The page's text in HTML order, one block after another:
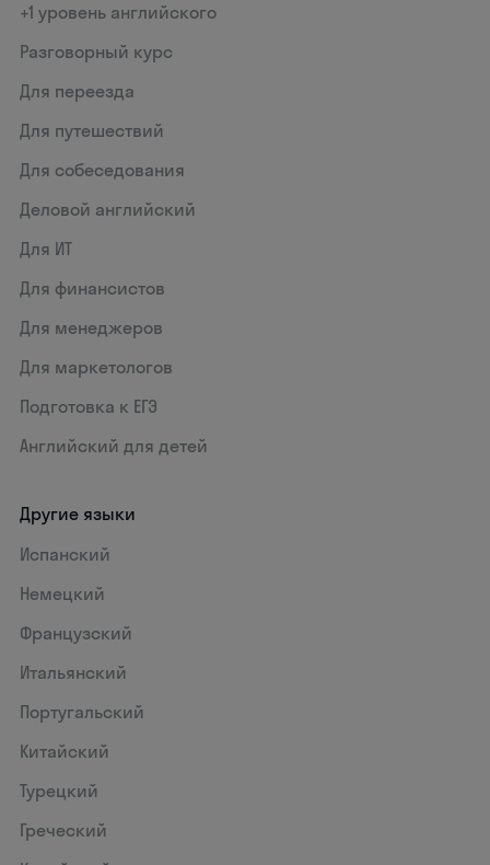
+1 уровень английского
Разговорный курс
Для переезда
Для путешествий
Для собеседования
Деловой английский
Для ИТ
Для финансистов
Для менеджеров
Для маркетологов
Подготовка к ЕГЭ
Английский для детей
Другие языки
Испанский
Немецкий
Французский
Итальянский
Португальский
Китайский
Турецкий
Греческий